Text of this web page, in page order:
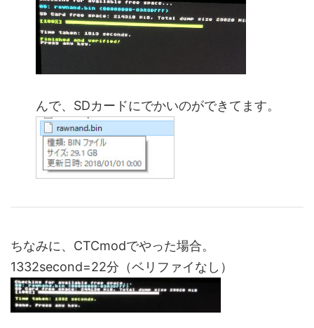
んで、SDカードにでかいのができてます。
ちなみに、CTCmodでやった場合。
1332second=22分（ベリファイなし）